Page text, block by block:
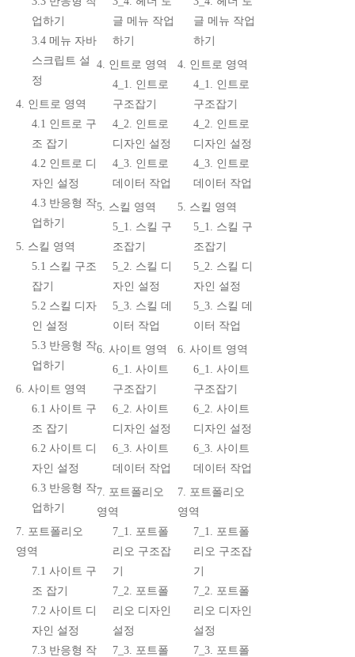
업하기
3.4 메뉴 자바
스크립트 설
정
4. 인트로 영역
4.1 인트로 구
조 잡기
4.2 인트로 디
자인 설정
4.3 반응형 작
업하기
5. 스킬 영역
5.1 스킬 구조
잡기
5.2 스킬 디자
인 설정
5.3 반응형 작
업하기
6. 사이트 영역
6.1 사이트 구
조 잡기
6.2 사이트 디
자인 설정
6.3 반응형 작
업하기
7. 포트폴리오
영역
7.1 사이트 구
조 잡기
7.2 사이트 디
자인 설정
7.3 반응형 작
글 메뉴 작업
하기
4. 인트로 영역
4_1. 인트로
구조잡기
4_2. 인트로
디자인 설정
4_3. 인트로
데이터 작업
5. 스킬 영역
5_1. 스킬 구
조잡기
5_2. 스킬 디
자인 설정
5_3. 스킬 데
이터 작업
6. 사이트 영역
6_1. 사이트
구조잡기
6_2. 사이트
디자인 설정
6_3. 사이트
데이터 작업
7. 포트폴리오
영역
7_1. 포트폴
리오 구조잡
기
7_2. 포트폴
리오 디자인
설정
7_3. 포트폴
글 메뉴 작업
하기
4. 인트로 영역
4_1. 인트로
구조잡기
4_2. 인트로
디자인 설정
4_3. 인트로
데이터 작업
5. 스킬 영역
5_1. 스킬 구
조잡기
5_2. 스킬 디
자인 설정
5_3. 스킬 데
이터 작업
6. 사이트 영역
6_1. 사이트
구조잡기
6_2. 사이트
디자인 설정
6_3. 사이트
데이터 작업
7. 포트폴리오
영역
7_1. 포트폴
리오 구조잡
기
7_2. 포트폴
리오 디자인
설정
7_3. 포트폴